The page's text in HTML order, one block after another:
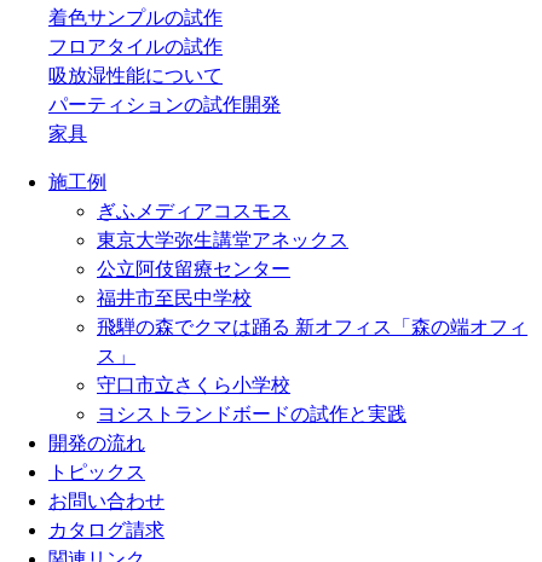
着色サンプルの試作
フロアタイルの試作
吸放湿性能について
パーティションの試作開発
家具
施工例
ぎふメディアコスモス
東京大学弥生講堂アネックス
公立阿伎留療センター
福井市至民中学校
飛騨の森でクマは踊る 新オフィス「森の端オフィ
ス」
守口市立さくら小学校
ヨシストランドボードの試作と実践
開発の流れ
トピックス
お問い合わせ
カタログ請求